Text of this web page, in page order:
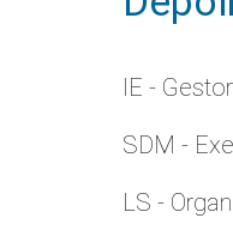
IE -
SDM -
LS -